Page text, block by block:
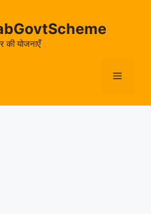
की योजनाएँ
Menu